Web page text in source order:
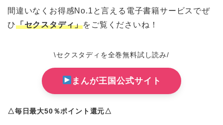
間違いなくお得感No.1と言える電子書籍サービスでぜ
ひ「セクスタディ」をご覧くださいね！
\セクスタディを全巻無料試し読み/
まんが王国公式サイト
△毎日最大50％ポイント還元△